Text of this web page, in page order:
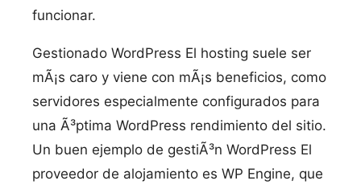
funcionar.
Gestionado WordPress El hosting suele ser
mÃ¡s caro y viene con mÃ¡s beneficios, como
servidores especialmente configurados para
una Ã³ptima WordPress rendimiento del sitio.
Un buen ejemplo de gestiÃ³n WordPress El
proveedor de alojamiento es WP Engine, que